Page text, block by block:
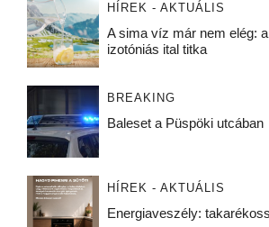
HÍREK - AKTUÁLIS
A sima víz már nem elég:
izotóniás ital titka
BREAKING
Baleset a Püspöki utcában
HÍREK - AKTUÁLIS
Energiaveszély: